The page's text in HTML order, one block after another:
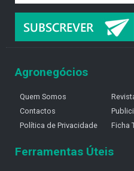
Agronegócios
Quem Somos
Contactos
Política de Privacidade
Ficha
Ferramentas Úteis